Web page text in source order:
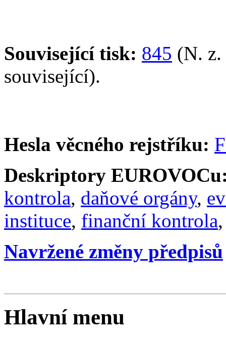
Související tisk: 845 (N. z.
související).
Hesla věcného rejstříku:
Deskriptory
kontrola, daňové orgány,
instituce, finanční kontrola
Navržené změny předpisů
Hlavní menu